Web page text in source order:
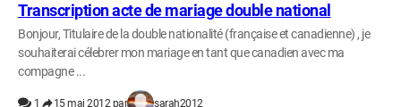
Transcription acte de mariage double national
Bonjour, Titulaire de la double nationalité (française et canadienne) , je
souhaiterai célebrer mon mariage en tant que canadien avec ma
compagne ...
1 15 mai 2012 par sarah2012